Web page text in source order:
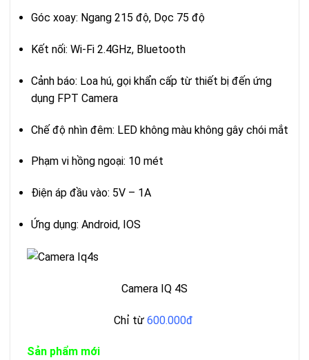
Góc xoay: Ngang 215 độ, Dọc 75 độ
Kết nối: Wi-Fi 2.4GHz, Bluetooth
Cảnh báo: Loa hú, gọi khẩn cấp từ thiết bị đến ứng
dụng FPT Camera
Chế độ nhìn đêm: LED không màu không gây chói mắt
Phạm vi hồng ngoại: 10 mét
Điện áp đầu vào: 5V – 1A
Ứng dụng: Android, IOS
Camera IQ 4S
Chỉ từ 600.000đ
Sản phẩm mới